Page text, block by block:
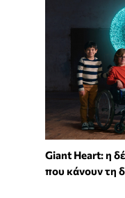
Giant Heart: η
που κάνουν τη